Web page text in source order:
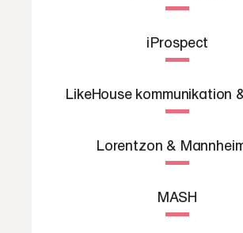
iProspect
LikeHouse kommunikation
Lorentzon &
MASH